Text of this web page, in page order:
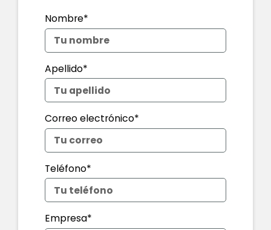
Nombre*
Apellido*
Correo electrónico*
Teléfono*
Empresa*